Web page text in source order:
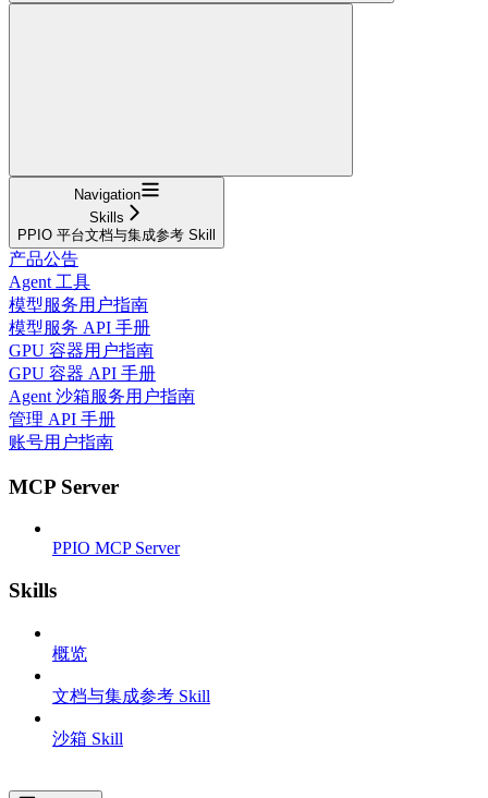
Navigation
Skills
PPIO 平台文档与集成参考 Skill
产品公告
Agent 工具
模型服务用户指南
模型服务 API 手册
GPU 容器用户指南
GPU 容器 API 手册
Agent 沙箱服务用户指南
管理 API 手册
账号用户指南
MCP Server
PPIO MCP Server
Skills
概览
文档与集成参考 Skill
沙箱 Skill